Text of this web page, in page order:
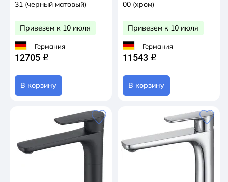
31 (черный матовый)
Привезем к 10 июля
Германия
12705 q
В корзину
00 (хром)
Привезем к 10 июля
Германия
11543 q
В корзину